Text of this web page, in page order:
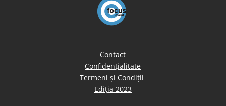
Contact
Confidențialitate
Termeni și Condiții
Ediția 2023